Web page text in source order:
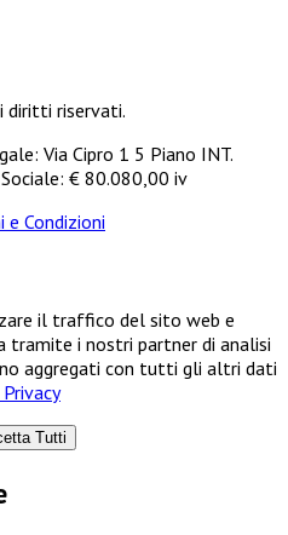
diritti riservati.
Via Cipro 1 5 Piano INT.
€ 80.080,00 iv
e Condizioni
il traffico del sito web e
tramite i nostri partner di analisi
aggregati con tutti gli altri dati
Tutti